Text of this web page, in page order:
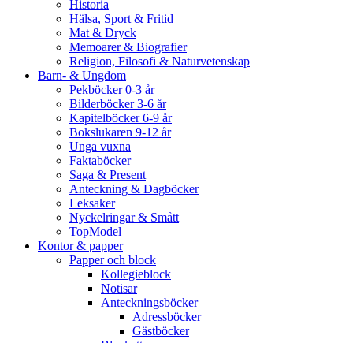
Historia
Hälsa, Sport & Fritid
Mat & Dryck
Memoarer & Biografier
Religion, Filosofi & Naturvetenskap
Barn- & Ungdom
Pekböcker 0-3 år
Bilderböcker 3-6 år
Kapitelböcker 6-9 år
Bokslukaren 9-12 år
Unga vuxna
Faktaböcker
Saga & Present
Anteckning & Dagböcker
Leksaker
Nyckelringar & Smått
TopModel
Kontor & papper
Papper och block
Kollegieblock
Notisar
Anteckningsböcker
Adressböcker
Gästböcker